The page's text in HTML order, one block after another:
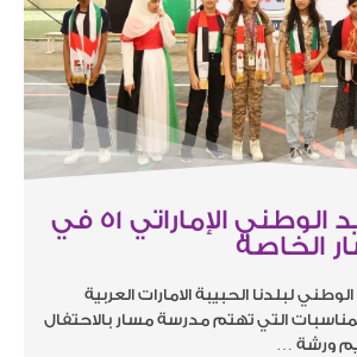
احتفال العيد الوطني الإماراتي ٥١ في
الخاصة
لبلدنا الحبيبة الامارات العربية
التي تهتم مدرسة مسار بالاحتفال
ورشة …